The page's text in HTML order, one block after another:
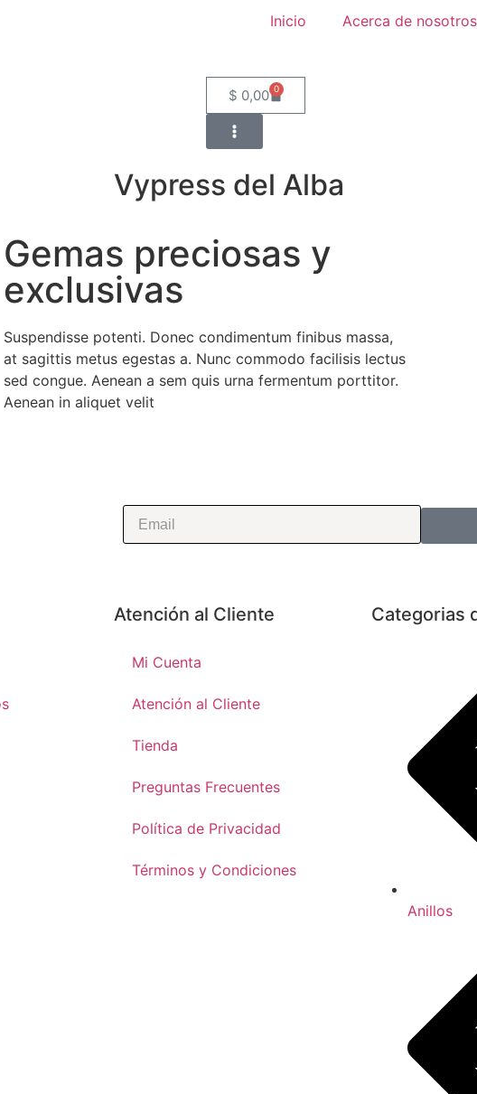
Inicio Acerca de nosotros
$ 0,00 0
Vypress del Alba
Gemas preciosas y
exclusivas
Suspendisse potenti. Donec condimentum finibus massa,
at sagittis metus egestas a. Nunc commodo facilisis lectus
sed congue. Aenean a sem quis urna fermentum porttitor.
Aenean in aliquet velit
Atención al Cliente
Mi Cuenta
Atención al Cliente
Tienda
Preguntas Frecuentes
Política de Privacidad
Términos y Condiciones
Categorias
Anillos